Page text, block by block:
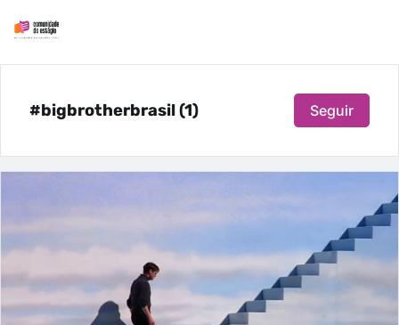
#bigbrotherbrasil (1) Seguir